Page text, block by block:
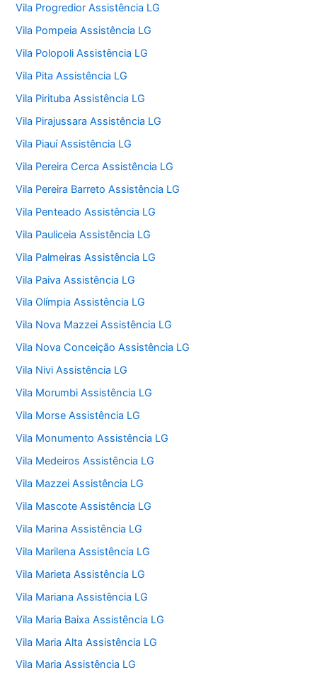
Vila Progredior Assistência LG
Vila Pompeia Assistência LG
Vila Polopoli Assistência LG
Vila Pita Assistência LG
Vila Pirituba Assistência LG
Vila Pirajussara Assistência LG
Vila Piauí Assistência LG
Vila Pereira Cerca Assistência LG
Vila Pereira Barreto Assistência LG
Vila Penteado Assistência LG
Vila Pauliceia Assistência LG
Vila Palmeiras Assistência LG
Vila Paiva Assistência LG
Vila Olímpia Assistência LG
Vila Nova Mazzei Assistência LG
Vila Nova Conceição Assistência LG
Vila Nivi Assistência LG
Vila Morumbi Assistência LG
Vila Morse Assistência LG
Vila Monumento Assistência LG
Vila Medeiros Assistência LG
Vila Mazzei Assistência LG
Vila Mascote Assistência LG
Vila Marina Assistência LG
Vila Marilena Assistência LG
Vila Marieta Assistência LG
Vila Mariana Assistência LG
Vila Maria Baixa Assistência LG
Vila Maria Alta Assistência LG
Vila Maria Assistência LG